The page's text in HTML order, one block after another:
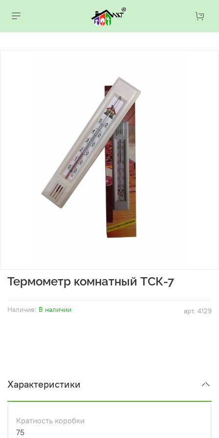
арт. 4129
Наличие: В наличии
Термометр комнатный ТСК-7
Характеристики
Кратность коробки
75